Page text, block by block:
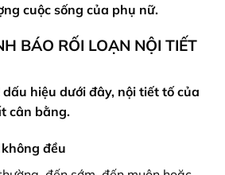
cuộc sống của phụ nữ.
BÁO RỐI LOẠN NỘI TIẾT
hiệu dưới đây, nội tiết tố của
cân bằng.
đều